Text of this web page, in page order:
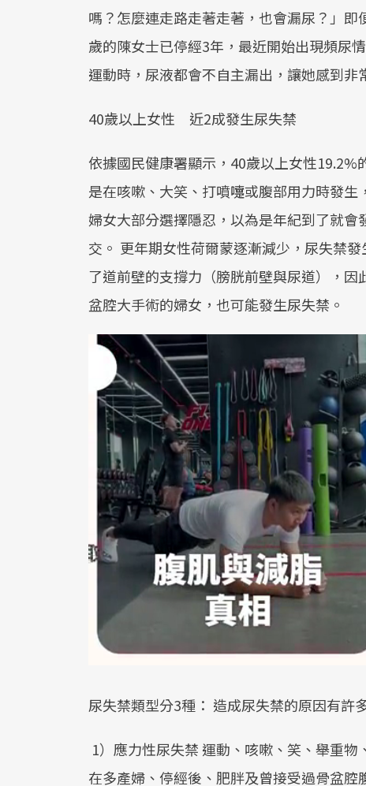
嗎？怎麼連走路走著走著，也會漏尿？」
歲的陳女士已停經3年，最近開始出現頻尿
運動時，尿液都會不自主漏出，讓她感到非
40歲以上女性 近2成發生尿失禁
依據國民健康署顯示，40歲以上女性
是在咳嗽、大笑、打噴嚏或腹部用力時發
婦女大部分選擇隱忍，以為是年紀到了就
交。 更年期女性荷爾蒙逐漸減少，尿失禁
了道前壁的支撐力（膀胱前壁與尿道），
盆腔大手術的婦女，也可能發生尿失禁。
尿失禁類型分3種： 造成尿失禁的原因有許
1）應力性尿失禁 運動、咳嗽、笑、舉重
在多產婦、停經後、肥胖及曾接受過骨盆